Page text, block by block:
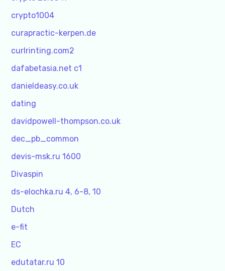
crypto1004
curapractic-kerpen.de
curlrinting.com2
dafabetasia.net c1
danieldeasy.co.uk
dating
davidpowell-thompson.co.uk
dec_pb_common
devis-msk.ru 1600
Divaspin
ds-elochka.ru 4, 6-8, 10
Dutch
e-fit
EC
edutatar.ru 10